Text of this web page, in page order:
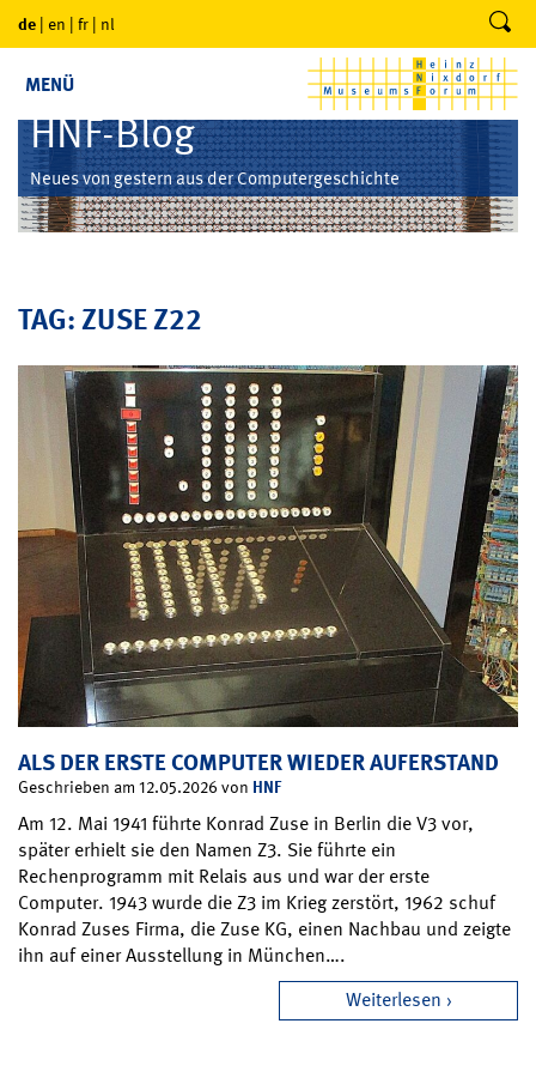
de | en | fr | nl
MENÜ
HNF-Blog
Neues von gestern aus der Computergeschichte
TAG: ZUSE Z22
ALS DER ERSTE COMPUTER WIEDER AUFERSTAND
Geschrieben am 12.05.2026 von HNF
Am 12. Mai 1941 führte Konrad Zuse in Berlin die V3 vor,
später erhielt sie den Namen Z3. Sie führte ein
Rechenprogramm mit Relais aus und war der erste
Computer. 1943 wurde die Z3 im Krieg zerstört, 1962 schuf
Konrad Zuses Firma, die Zuse KG, einen Nachbau und zeigte
ihn auf einer Ausstellung in München….
Weiterlesen